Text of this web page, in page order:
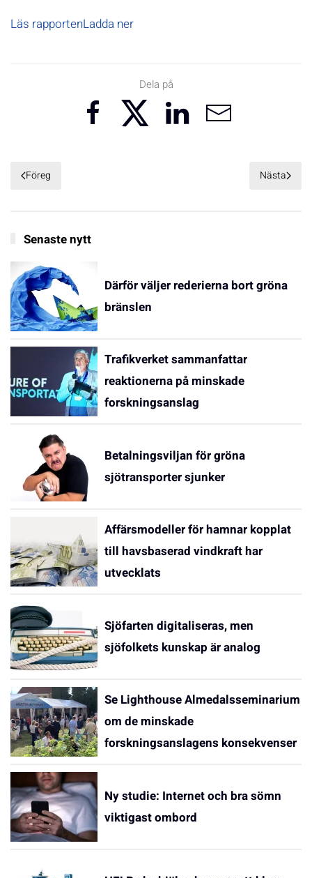
Läs rapportenLadda ner
Dela på
Föreg Nästa
Senaste nytt
Därför väljer rederierna bort gröna
bränslen
Trafikverket sammanfattar
reaktionerna på minskade
forskningsanslag
Betalningsviljan för gröna
sjötransporter sjunker
Affärsmodeller för hamnar kopplat
till havsbaserad vindkraft har
utvecklats
Sjöfarten digitaliseras, men
sjöfolkets kunskap är analog
Se Lighthouse Almedalsseminarium
om de minskade
forskningsanslagens konsekvenser
Ny studie: Internet och bra sömn
viktigast ombord